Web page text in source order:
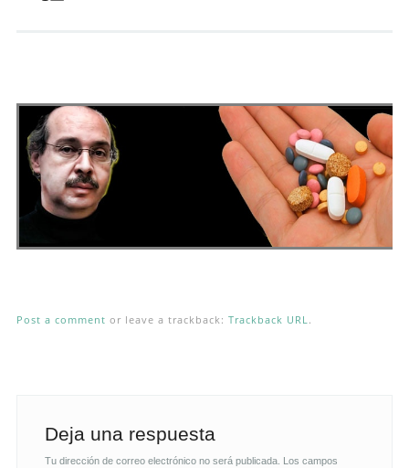
Post a comment or leave a trackback: Trackback URL.
Deja una respuesta
Tu dirección de correo electrónico no será publicada. Los campos